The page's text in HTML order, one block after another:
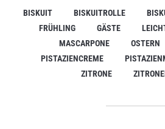
BISKUIT BISKUITROLLE
FRÜHLING
GÄSTE
MASCARPONE
OSTERN
PISTAZIENCREME
ZITRONE